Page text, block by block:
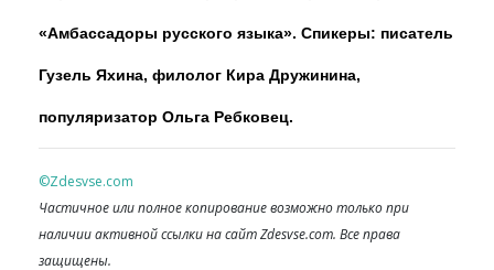
«Амбассадоры русского языка». Спикеры: писатель
Гузель Яхина, филолог Кира Дружинина,
популяризатор Ольга Ребковец.
©Zdesvse.com
Частичное или полное копирование возможно только при
наличии активной ссылки на сайт Zdesvse.com. Все права
защищены.